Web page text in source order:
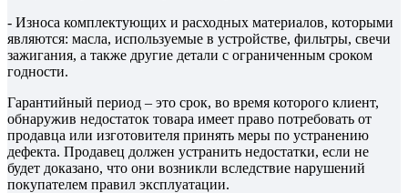
- Износа комплектующих и расходных материалов, которыми
являются: масла, используемые в устройстве, фильтры, свечи
зажигания, а также другие детали с ограниченным сроком
годности.
Гарантийный период – это срок, во время которого клиент,
обнаружив недостаток товара имеет право потребовать от
продавца или изготовителя принять меры по устранению
дефекта. Продавец должен устранить недостатки, если не
будет доказано, что они возникли вследствие нарушений
покупателем правил эксплуатации.